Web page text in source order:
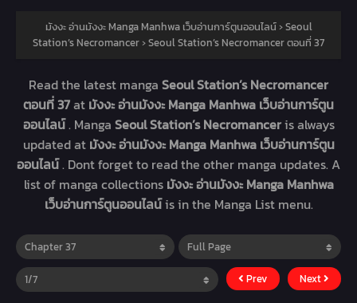
มังงะ อ่านมังงะ Manga Manhwa เว็บอ่านการ์ตูนออนไลน์›Seoul
Station’s Necromancer›Seoul Station’s Necromancer ตอนที่ 37
Read the latest manga Seoul Station’s Necromancer
ตอนที่ 37at มังงะ อ่านมังงะ Manga Manhwa เว็บอ่านการ์ตูน
ออนไลน์. Manga Seoul Station’s Necromanceris always
updated at มังงะ อ่านมังงะ Manga Manhwa เว็บอ่านการ์ตูน
ออนไลน์. Dont forget to read the other manga updates. A
list of manga collections มังงะ อ่านมังงะ Manga Manhwa
เว็บอ่านการ์ตูนออนไลน์is in the Manga List menu.
Prev Next